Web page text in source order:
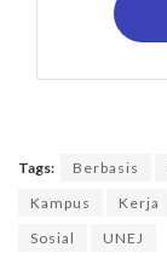
Tags: Berbasis
Kampus
Kerja
Sosial
UNEJ